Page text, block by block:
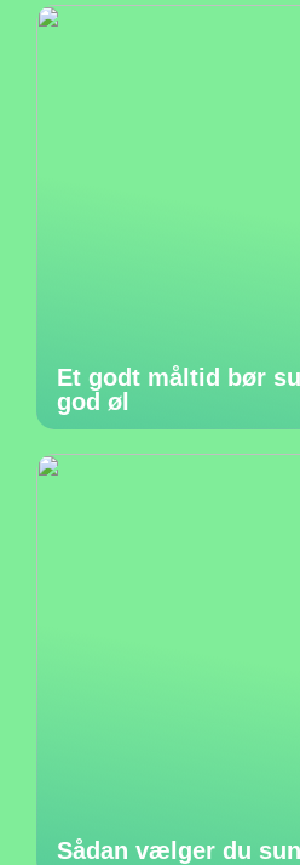
Et godt måltid bør
god øl
Sådan vælger du